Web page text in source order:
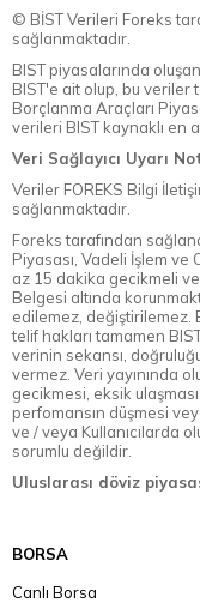
© BİST Verileri Foreks
sağlanmaktadır.
BIST piyasalarında
BIST'e ait olup, bu veriler
Borçlanma Araçları
verileri BIST kaynaklı en
Veri Sağlayıcı Uyarı
Veriler FOREKS Bilgi
sağlanmaktadır.
Foreks tarafından
Piyasası, Vadeli İşlem ve
az 15 dakika gecikmeli
Belgesi altında
edilemez, değiştirilemez.
telif hakları tamamen
verinin sekansı,
vermez. Veri yayınında
gecikmesi, eksik
perfomansın düşmesi
ve / veya Kullanıcılarda
sorumlu değildir.
Uluslarası döviz
BORSA
Canlı Borsa